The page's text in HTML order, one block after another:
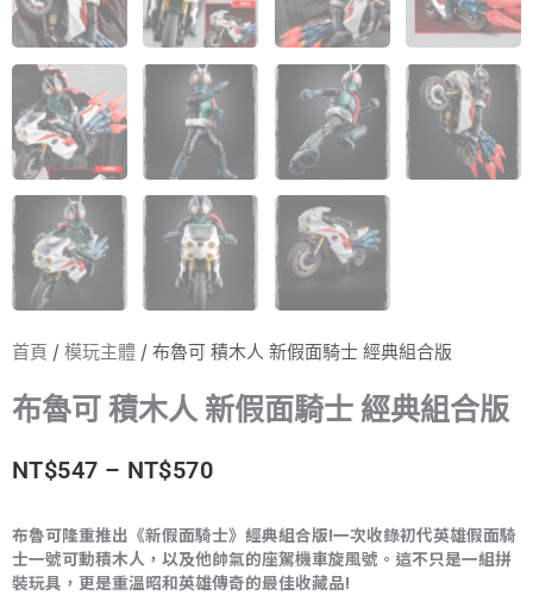
首頁 / 模玩主體 / 布魯可 積木人 新假面騎士 經典組合版
布魯可 積木人 新假面騎士 經典組合版
NT$547 – NT$570價
範
布魯可隆重推出《新假面騎士》經典組合版!一次收錄初代英雄假面騎
士一號可動積木人，以及他帥氣的座駕機車旋風號。這不只是一組拼
裝玩具，更是重溫昭和英雄傳奇的最佳收藏品!